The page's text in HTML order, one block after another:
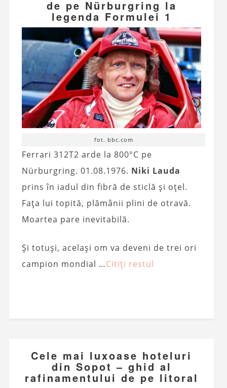
de pe Nürburgring la
legenda Formulei 1
fot. bbc.com
Ferrari 312T2 arde la 800°C pe
Nürburgring. 01.08.1976. Niki Lauda
prins în iadul din fibră de sticlă și oțel.
Fața lui topită, plămânii plini de otravă.
Moartea pare inevitabilă.
Și totuși, același om va deveni de trei ori
campion mondial …Citiți restul
Cele mai luxoase hoteluri
din Sopot – ghid al
rafinamentului de pe litoral